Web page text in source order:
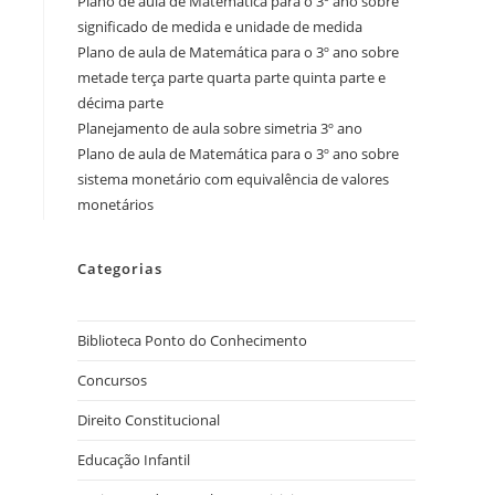
significado de medida e unidade de medida
Plano de aula de Matemática para o 3º ano sobre
metade terça parte quarta parte quinta parte e
décima parte
Planejamento de aula sobre simetria 3º ano
Plano de aula de Matemática para o 3º ano sobre
sistema monetário com equivalência de valores
monetários
Categorias
Biblioteca Ponto do Conhecimento
Concursos
Direito Constitucional
Educação Infantil